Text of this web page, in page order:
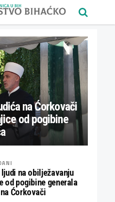
na Ćorkovači
od pogibine
na obilježavanju
od pogibine generala
Ćorkovači